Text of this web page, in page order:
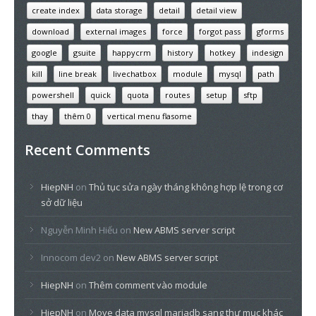
create index data storage detail
detail view
download
external images force forgot pass
gforms
google
gsuite happycrm history hotkey
indesign
kill
line break livechatbox module mysql
path
powershell
quick quota routes setup
sftp
thay
thêm 0 vertical menu flasome
Recent Comments
HiepNH on Thủ tục sửa ngày tháng không hợp lệ trong cơ
sở dữ liệu
Nguyễn Minh Hiếu on New ABMS server script
Innocom dev2 on New ABMS server script
HiepNH on Thêm comment vào module
HiepNH on Move data mysql mariadb sang thư mục khác